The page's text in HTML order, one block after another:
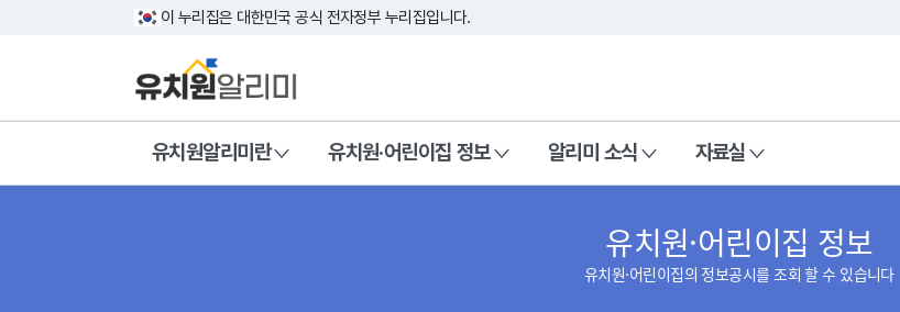
이 누리집은 대한민국 공식 전자정부 누리집입니다.
유치원알리미란 유치원·어린이집 정보 알리미 소식 자료실
유치원·어린이집 정보
유치원·어린이집의 정보공시를 조회 할 수 있습니다